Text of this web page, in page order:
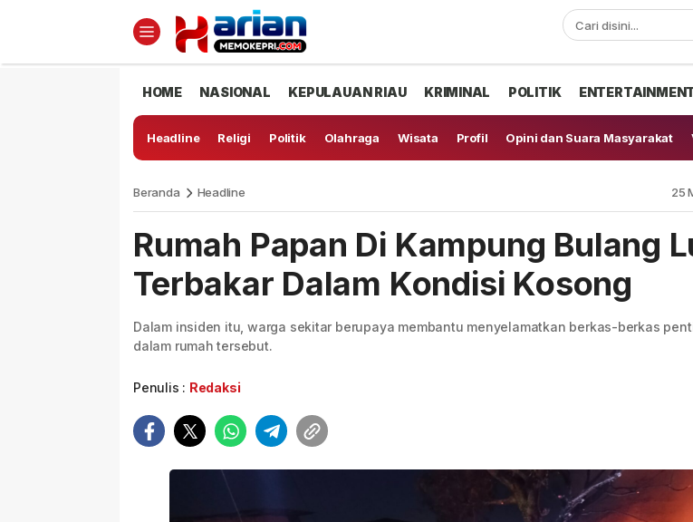
HOME NASIONAL KEPULAUAN RIAU KRIMINAL POLITIK
Headline Religi Politik Olahraga Wisata Profil Opini dan Suara Masyarakat
Beranda Headline 25
Rumah Papan Di Kampung Bulang
Terbakar Dalam Kondisi Kosong
Dalam insiden itu, warga sekitar berupaya membantu menyelamatkan berkas-berkas
dalam rumah tersebut.
Penulis : Redaksi